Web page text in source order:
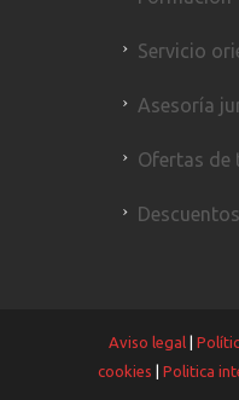
Servicio
Asesoría
Ofertas de
Aviso legal |
cookies | Politica